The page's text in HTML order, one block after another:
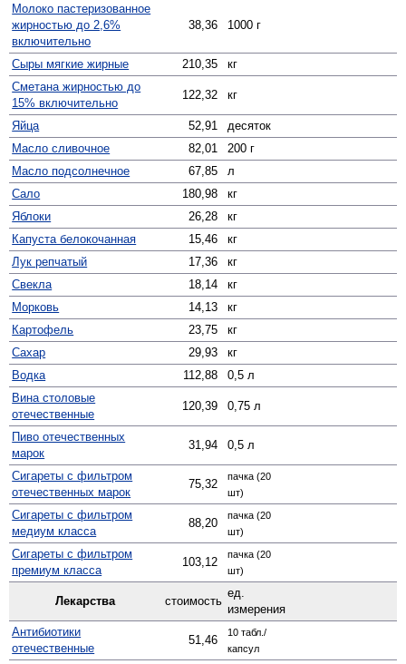
Молоко пастеризованное
жирностью до 2,6%
включительно
38,36 1000 г
Сыры мягкие жирные 210,35
кг
Сметана жирностью до
15% включительно
122,32 кг
Яйца 52,91
десяток
Масло сливочное
82,01
200 г
Масло подсолнечное
67,85
л
Сало
180,98
кг
Яблоки
26,28
кг
Капуста белокочанная
15,46
кг
Лук репчатый
17,36
кг
Свекла
18,14
кг
Морковь
14,13
кг
Картофель
23,75
кг
Сахар
29,93
кг
Водка
112,88
0,5 л
Вина столовые
отечественные
120,39 0,75 л
Пиво отечественных
марок
31,94 0,5 л
Сигареты с фильтром
отечественных марок
75,32
пачка (20
шт)
Сигареты с фильтром
медиум класса
88,20
пачка (20
шт)
Сигареты с фильтром
премиум класса
103,12
пачка (20
шт)
Лекарства стоимость
ед.
измерения
Антибиотики
отечественные
51,46
10 табл./
капсул